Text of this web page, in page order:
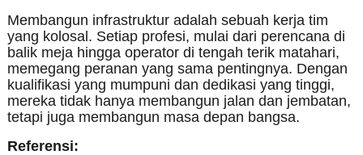
Membangun infrastruktur adalah sebuah kerja tim
yang kolosal. Setiap profesi, mulai dari perencana di
balik meja hingga operator di tengah terik matahari,
memegang peranan yang sama pentingnya. Dengan
kualifikasi yang mumpuni dan dedikasi yang tinggi,
mereka tidak hanya membangun jalan dan jembatan,
tetapi juga membangun masa depan bangsa.
Referensi: